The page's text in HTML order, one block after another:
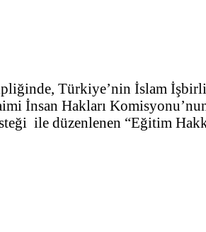
Türkiye’nin İslam
İnsan Hakları Komisyonu’nun
ile düzenlenen “Eğitim